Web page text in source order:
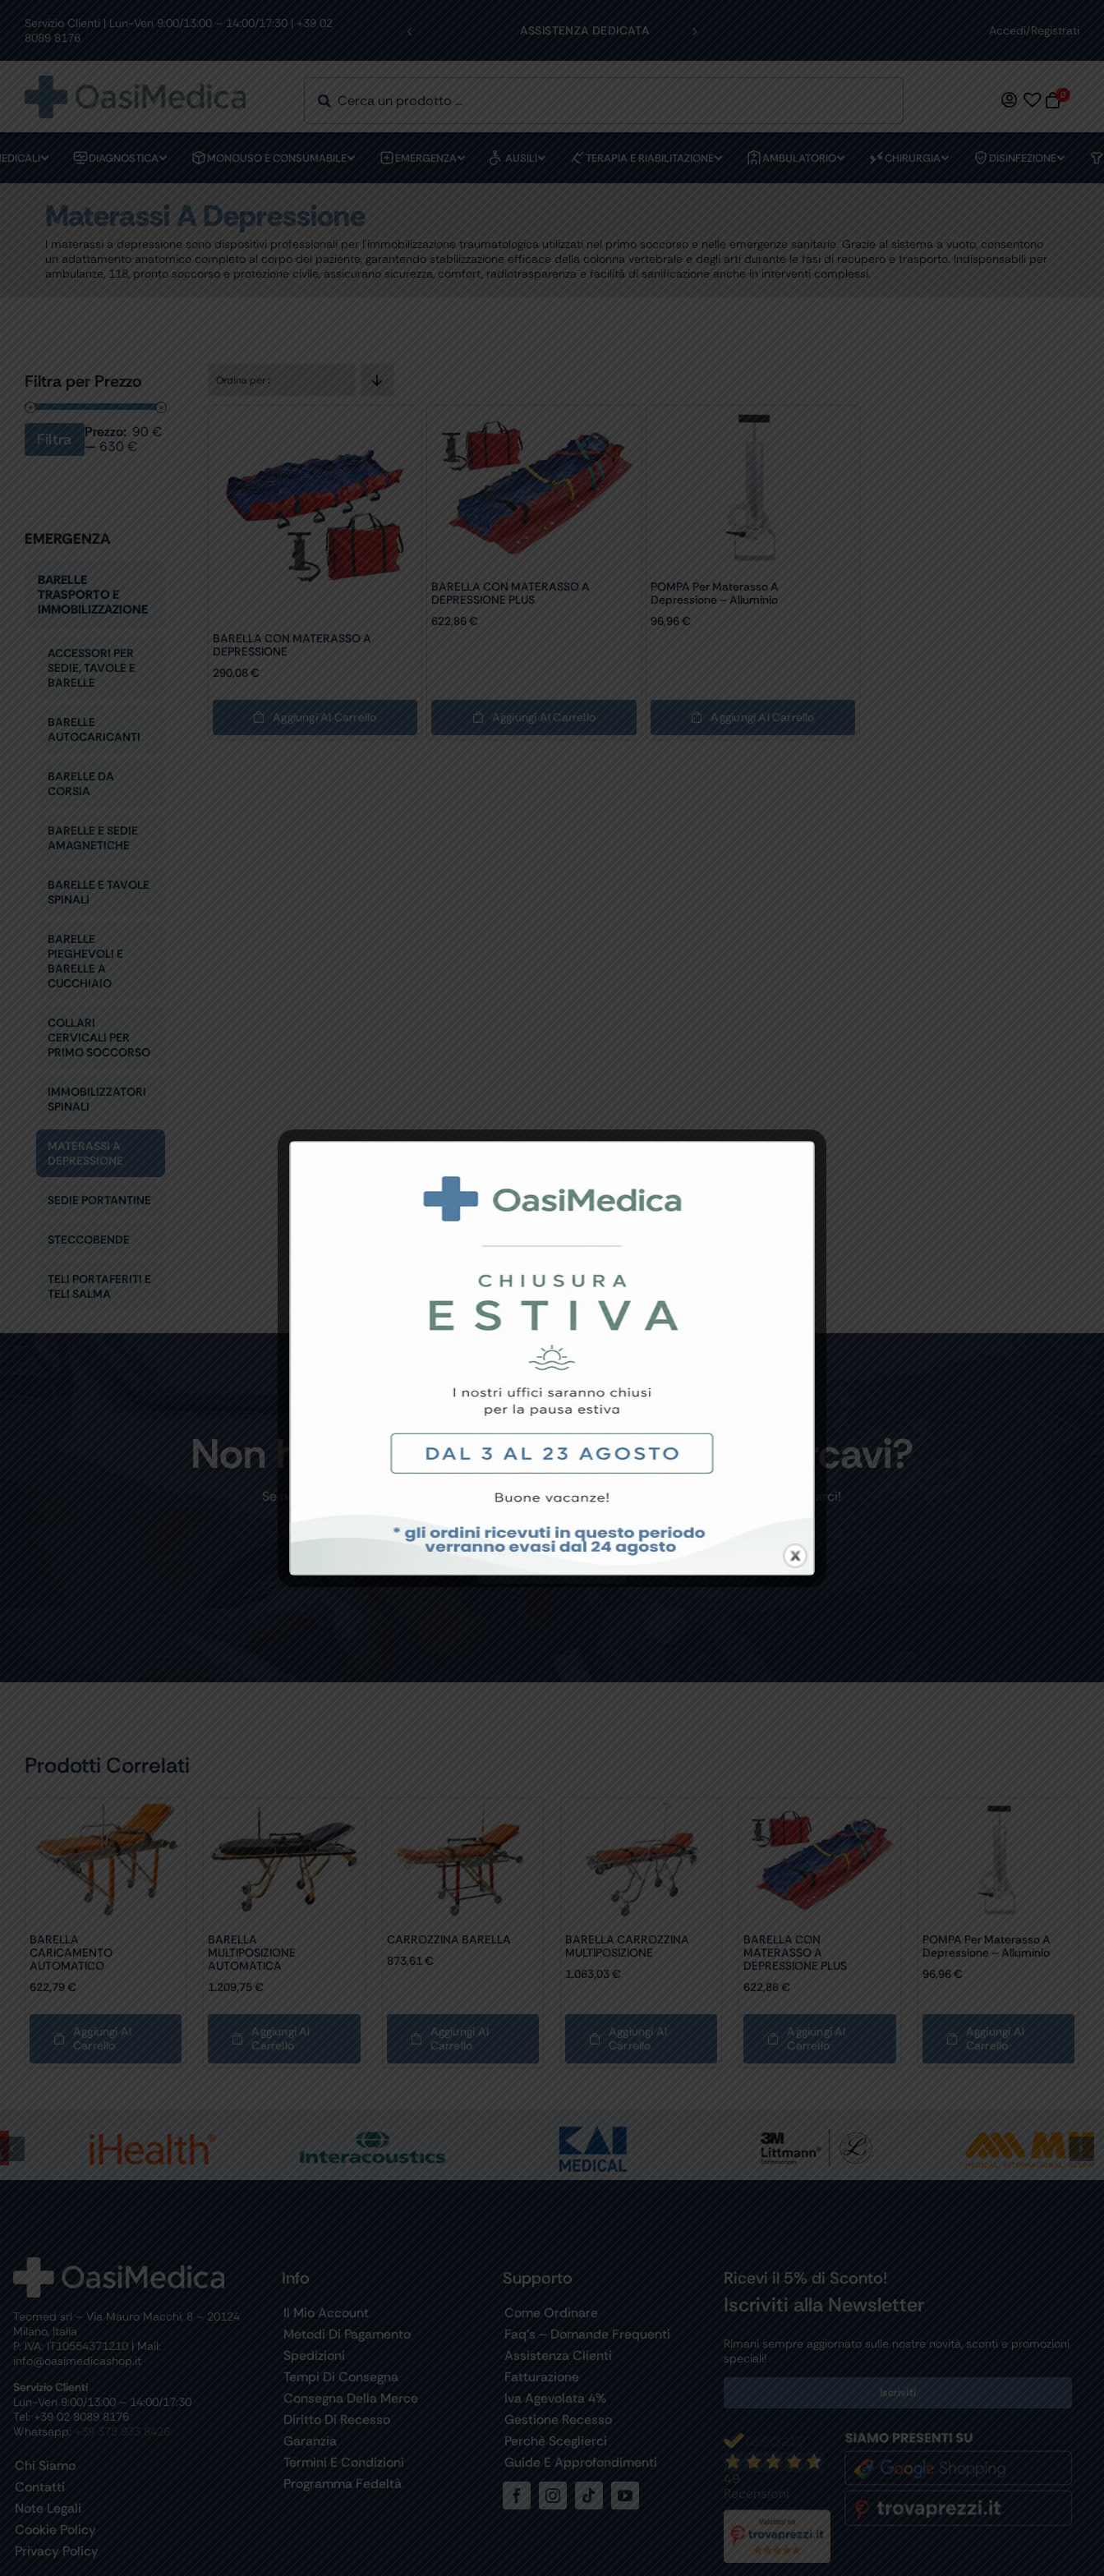
content
Servizio Clienti | Lun-Ven 9:00/13:00 – 14:00/17:30 | +39 02
8089 8176
‹
OLTRE 10.000 ARTICOLI ASSISTENZA DEDICATA PREVENTIVI PERSONALIZZATI
› Accedi/Registrati
0
DIAGNOSTICA MONOUSO E CONSUMABILE EMERGENZA AUSILI TERAPIA E RIABILITAZIONE AMBULATORIO CHIRURGIA DISINFEZIONE
Materassi A Depressione
I materassi a depressione sono dispositivi professionali per l’immobilizzazione traumatologica utilizzati nel primo soccorso e nelle emergenze sanitarie. Grazie al sistema a vuoto, consentono
un adattamento anatomico completo al corpo del paziente, garantendo stabilizzazione efficace della colonna vertebrale e degli arti durante le fasi di recupero e trasporto. Indispensabili per
ambulanze, 118, pronto soccorso e protezione civile, assicurano sicurezza, comfort, radiotrasparenza e facilità di sanificazione anche in interventi complessi.
Filtra per Prezzo
Prezzo
Min
Prezzo
Max
Filtra Prezzo: 90 €
— 630 €
EMERGENZA
BARELLE
TRASPORTO E
IMMOBILIZZAZIONE
ACCESSORI PER
SEDIE, TAVOLE E
BARELLE
BARELLE
AUTOCARICANTI
BARELLE DA
CORSIA
BARELLE E SEDIE
AMAGNETICHE
BARELLE E TAVOLE
SPINALI
BARELLE
PIEGHEVOLI E
BARELLE A
CUCCHIAIO
COLLARI
CERVICALI PER
PRIMO SOCCORSO
IMMOBILIZZATORI
SPINALI
MATERASSI A
DEPRESSIONE
SEDIE PORTANTINE
STECCOBENDE
TELI PORTAFERITI E
TELI SALMA
Ordina per:
BARELLA CON MATERASSO A
DEPRESSIONE
290,08€
Aggiungi Al Carrello
BARELLA CON MATERASSO A
DEPRESSIONE PLUS
622,86€
Aggiungi Al Carrello
POMPA Per Materasso A
Depressione – Alluminio
96,96€
Aggiungi Al Carrello
Non hai trovato il prodotto che cercavi?
Se non trovi un prodotto specifico o hai qualche richiesta particolare, non esitare a contattarci!
Prodotti Correlati
BARELLA
CARICAMENTO
AUTOMATICO
622,79€
Aggiungi Al
Carrello
BARELLA
MULTIPOSIZIONE
AUTOMATICA
1.209,75 €
Aggiungi Al
Carrello
CARROZZINA BARELLA
873,61€
Aggiungi Al
Carrello
BARELLA CARROZZINA
MULTIPOSIZIONE
1.063,03€
Aggiungi Al
Carrello
BARELLA CON
MATERASSO A
DEPRESSIONE PLUS
622,86€
Aggiungi Al
Carrello
POMPA Per Materasso A
Depressione – Alluminio
96,96€
Aggiungi Al
Carrello
Tecmed srl – Via Mauro Macchi, 8 – 20124
Milano, Italia
P. IVA: IT10554371210 | Mail:
info@oasimedicashop.it
Servizio Clienti
Lun-Ven 9:00/13:00 – 14:00/17:30
Tel: +39 02 8089 8176
Whatsapp: +39 375 933 8426
Chi Siamo
Contatti
Note Legali
Cookie Policy
Privacy Policy
Info
Il Mio Account
Metodi Di Pagamento
Spedizioni
Tempi Di Consegna
Consegna Della Merce
Diritto Di Recesso
Garanzia
Termini E Condizioni
Programma Fedeltà
Supporto
Come Ordinare
Faq’s – Domande Frequenti
Assistenza Clienti
Fatturazione
Iva Agevolata 4%
Gestione Recesso
Perchè Sceglierci
Guide E Approfondimenti
Ricevi il 5% di Sconto!
Iscriviti alla Newsletter
Rimani sempre aggiornato sulle nostre novità, sconti e promozioni
speciali!
Iscriviti
49
Recensioni